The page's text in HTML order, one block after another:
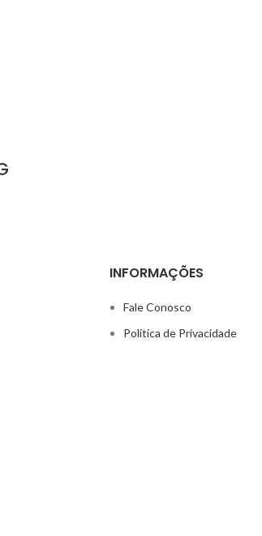
INFORMAÇÕES
Fale Conosco
Política de Privacidade